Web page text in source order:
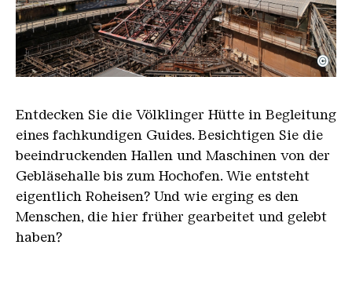
Der Erzschrägaufzug der Völklinger Hütte mit
Copyright: Weltkulturerbe Völklinger Hütte | Karl
©
Entdecken Sie die Völklinger Hütte in Begleitung
eines fachkundigen Guides. Besichtigen Sie die
beeindruckenden Hallen und Maschinen von der
Gebläsehalle bis zum Hochofen. Wie entsteht
eigentlich Roheisen? Und wie erging es den
Menschen, die hier früher gearbeitet und gelebt
haben?